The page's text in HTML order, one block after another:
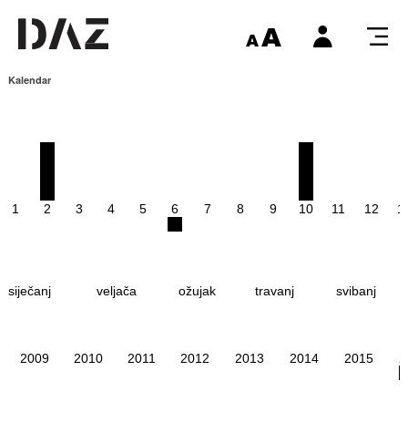
Kalendar
1 2 3 4 5 6 7 8 9 10 11 12
siječanj veljača ožujak travanj svibanj
2009 2010 2011 2012 2013 2014 2015